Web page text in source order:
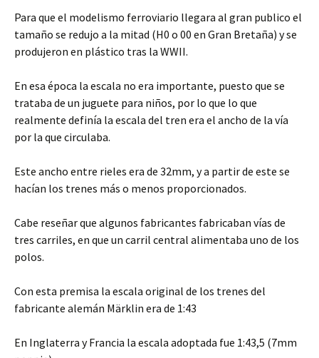
Para que el modelismo ferroviario llegara al gran publico el
tamaño se redujo a la mitad (H0 o 00 en Gran Bretaña) y se
produjeron en plástico tras la WWII.
En esa época la escala no era importante, puesto que se
trataba de un juguete para niños, por lo que lo que
realmente definía la escala del tren era el ancho de la vía
por la que circulaba.
Este ancho entre rieles era de 32mm, y a partir de este se
hacían los trenes más o menos proporcionados.
Cabe reseñar que algunos fabricantes fabricaban vías de
tres carriles, en que un carril central alimentaba uno de los
polos.
Con esta premisa la escala original de los trenes del
fabricante alemán Märklin era de 1:43
En Inglaterra y Francia la escala adoptada fue 1:43,5 (7mm